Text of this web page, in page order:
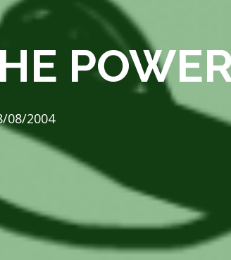
08/2004